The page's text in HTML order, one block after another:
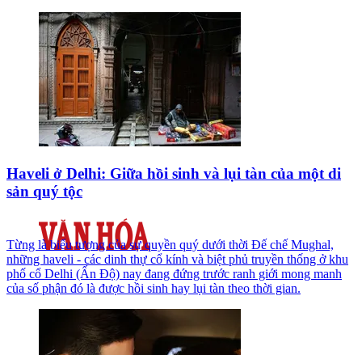
Haveli ở Delhi: Giữa hồi sinh và lụi tàn của một di
sản quý tộc
Từng là biểu tượng của sự quyền quý dưới thời Đế chế Mughal,
những haveli - các dinh thự cổ kính và biệt phủ truyền thống ở khu
phố cổ Delhi (Ấn Độ) nay đang đứng trước ranh giới mong manh
của số phận đó là được hồi sinh hay lụi tàn theo thời gian.